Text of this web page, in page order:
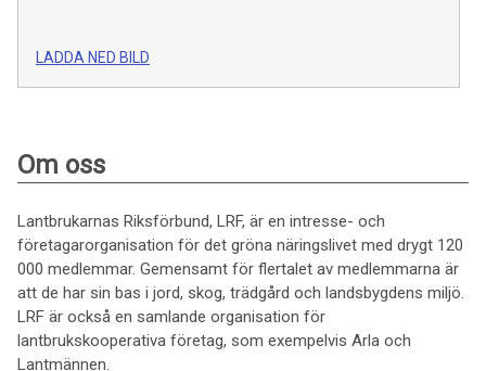
LADDA NED BILD
Om oss
Lantbrukarnas Riksförbund, LRF, är en intresse- och
företagarorganisation för det gröna näringslivet med drygt 120
000 medlemmar. Gemensamt för flertalet av medlemmarna är
att de har sin bas i jord, skog, trädgård och landsbygdens miljö.
LRF är också en samlande organisation för
lantbrukskooperativa företag, som exempelvis Arla och
Lantmännen.